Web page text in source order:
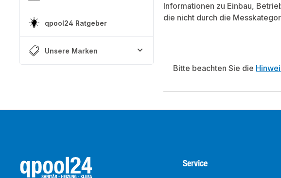
qpool24 Ratgeber
Unsere Marken
Informationen zu Einbau,
die nicht durch die
Bitte beachten Sie die
Service